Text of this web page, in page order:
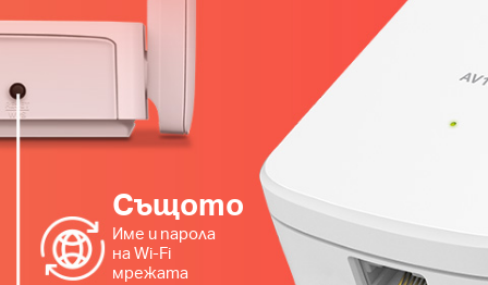
Същото
Име и парола
на Wi-Fi
мрежата